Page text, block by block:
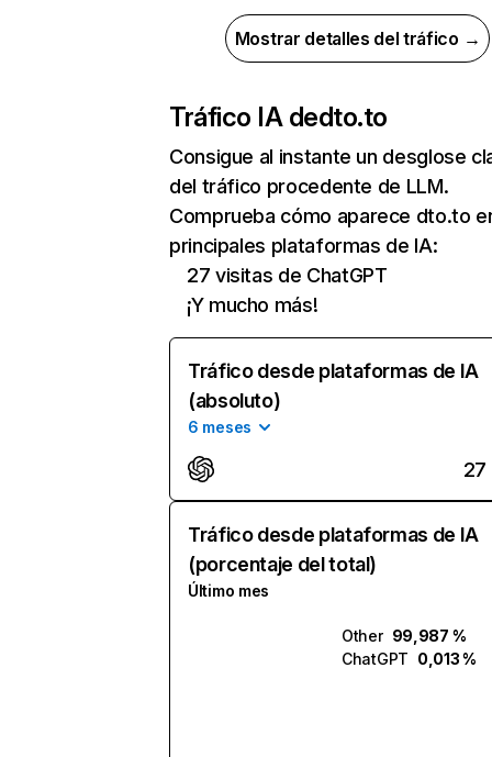
Mostrar detalles del tráfico →
Tráfico IA dedto.to
Consigue al instante un desglose
del tráfico procedente de LLM.
Comprueba cómo aparece dto.to
principales plataformas de IA:
27 visitas de ChatGPT
¡Y mucho más!
Tráfico desde plataformas de IA
(absoluto)
6 meses
27
Tráfico desde plataformas de IA
(porcentaje del total)
Último mes
Other 99,987 %
ChatGPT 0,013 %